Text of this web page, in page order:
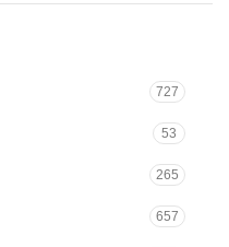
727
53
265
657